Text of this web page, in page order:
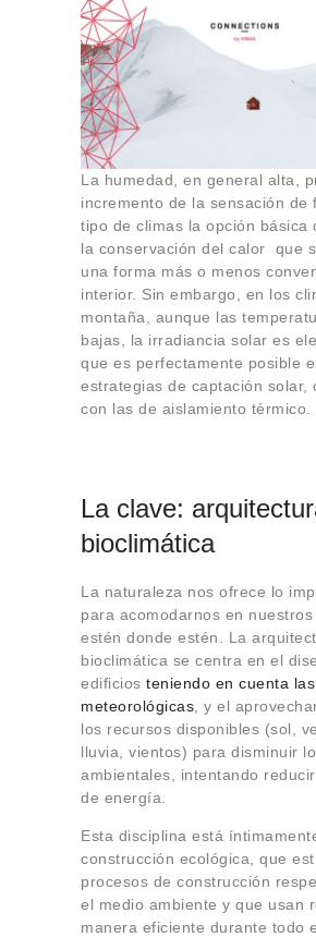
La humedad, en general alta,
incremento de la sensación de
tipo de climas la opción básica
la conservación del calor que
una forma más o menos
interior. Sin embargo, en los
montaña, aunque las
bajas, la irradiancia solar es
que es perfectamente posible
estrategias de captación solar,
con las de aislamiento térmico.
La clave:
bioclimática
La naturaleza nos ofrece lo
para acomodarnos en nuestros
estén donde estén. La
bioclimática se centra en el
edificios teniendo en cuenta
meteorológicas , y el
los recursos disponibles (sol,
lluvia, vientos) para disminuir
ambientales, intentando
de energía.
Esta disciplina está
construcción ecológica, que
procesos de construcción
el medio ambiente y que usan
manera eficiente durante todo